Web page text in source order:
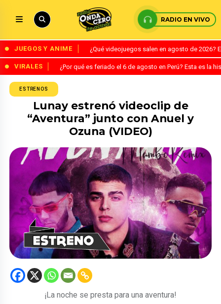
RADIO EN VIVO
JUEGOS Y ANIME ¿Qué videojuegos salen en agosto de
VIRALES ¿Por qué es feriado el 6 de agosto en Perú? Esta es la
ESTRENOS
Lunay estrenó videoclip de
“Aventura” junto con Anuel y
Ozuna (VIDEO)
¡La noche se presta para una aventura!